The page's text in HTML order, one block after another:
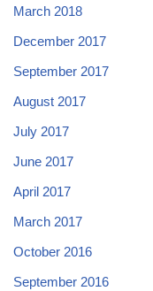
March 2018
December 2017
September 2017
August 2017
July 2017
June 2017
April 2017
March 2017
October 2016
September 2016